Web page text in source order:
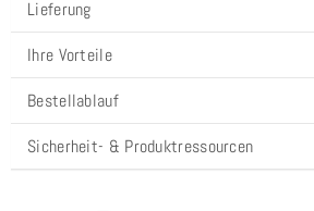
Lieferung
Ihre Vorteile
Bestellablauf
Sicherheit- & Produktressourcen